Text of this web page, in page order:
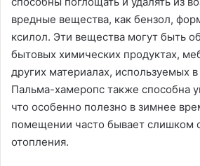
вредные вещества, как бензол,
ксилол. Эти вещества могут быть
бытовых химических продуктах,
других материалах, используемых
Пальма-хамеропс также способна
что особенно полезно в зимнее
помещении часто бывает слишком
отопления.